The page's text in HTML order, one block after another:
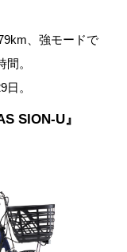
、強モードで
。
。
SION-U』